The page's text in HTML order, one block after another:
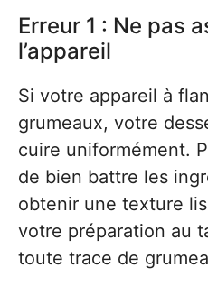
Erreur 1 : Ne pas
l’appareil
Si votre appareil à
grumeaux, votre
cuire uniformément.
de bien battre les
obtenir une texture
votre préparation au
toute trace de